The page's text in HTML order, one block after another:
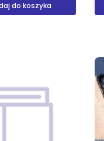
do koszyka